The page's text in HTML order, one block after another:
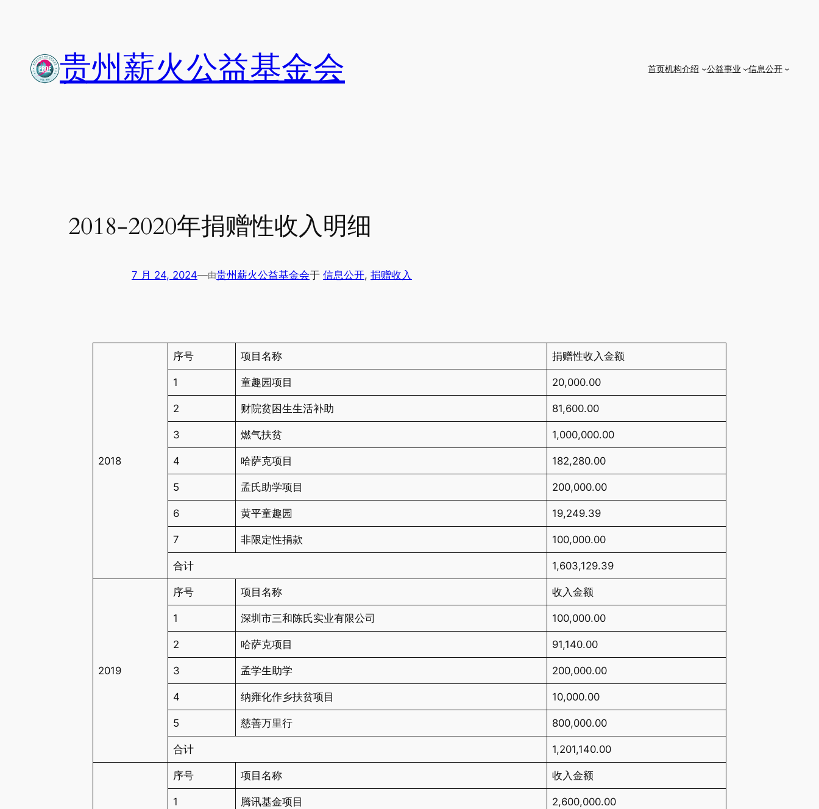
贵州薪火公益基金会 首页机构介绍 公益事业 信息公开
2018-2020年捐赠性收入明细
7 月 24, 2024—由贵州薪火公益基金会于 信息公开, 捐赠收入
2018
序号 项目名称 捐赠性收入金额
1 童趣园项目 20,000.00
2 财院贫困生生活补助 81,600.00
3 燃气扶贫 1,000,000.00
4 哈萨克项目 182,280.00
5 孟氏助学项目 200,000.00
6 黄平童趣园 19,249.39
7 非限定性捐款 100,000.00
合计 1,603,129.39
2019
序号 项目名称 收入金额
1 深圳市三和陈氏实业有限公司 100,000.00
2 哈萨克项目 91,140.00
3 孟学生助学 200,000.00
4 纳雍化作乡扶贫项目 10,000.00
5 慈善万里行 800,000.00
合计 1,201,140.00
序号 项目名称 收入金额
1 腾讯基金项目 2,600,000.00